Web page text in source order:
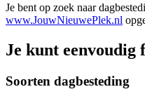
Je bent op zoek naar
www.JouwNieuwePlek.nl
Je kunt eenvoudig
Soorten dagbesteding